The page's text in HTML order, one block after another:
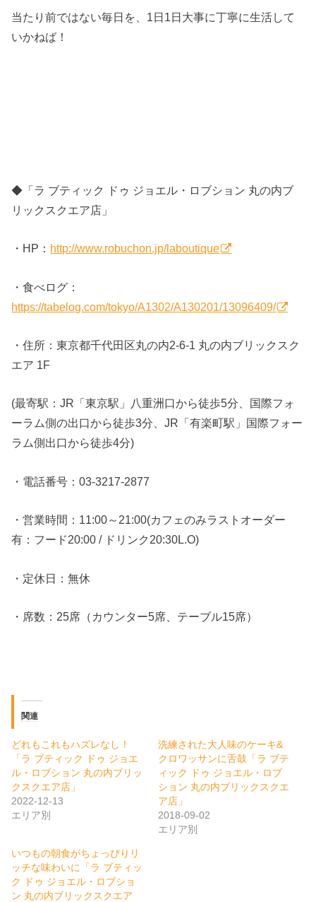
当たり前ではない毎日を、1日1日大事に丁寧に生活して
いかねば！
◆「ラ ブティック ドゥ ジョエル・ロブション 丸の内ブ
リックスクエア店」
・HP： http://www.robuchon.jp/laboutique
・食べログ：
https://tabelog.com/tokyo/A1302/A130201/13096409/
・住所：東京都千代田区丸の内2-6-1 丸の内ブリックスク
エア 1F
(最寄駅：JR「東京駅」八重洲口から徒歩5分、国際フォ
ーラム側の出口から徒歩3分、JR「有楽町駅」国際フォー
ラム側出口から徒歩4分)
・電話番号：03-3217-2877
・営業時間：11:00～21:00(カフェのみラストオーダー
有：フード20:00 / ドリンク20:30L.O)
・定休日：無休
・席数：25席（カウンター5席、テーブル15席）
関連
どれもこれもハズレなし！
「ラ ブティック ドゥ ジョエ
ル・ロブション 丸の内ブリッ
クスクエア店」
2022-12-13
エリア別
洗練された大人味のケーキ&
クロワッサンに舌鼓「ラ ブテ
ィック ドゥ ジョエル・ロブ
ション 丸の内ブリックスクエ
ア店」
2018-09-02
エリア別
いつもの朝食がちょっぴりリ
ッチな味わいに「ラ ブティッ
ク ドゥ ジョエル・ロブショ
ン 丸の内ブリックスクエア